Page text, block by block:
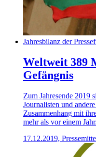
Jahresbilanz der
Weltweit 389
Gefängnis
Zum Jahresende 2019
Journalisten und
Zusammenhang mit
mehr als vor einem
17.12.2019,